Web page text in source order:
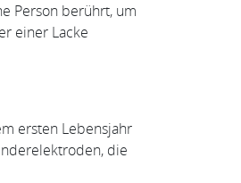
Person berührt, um
einer Lacke
ersten Lebensjahr
die